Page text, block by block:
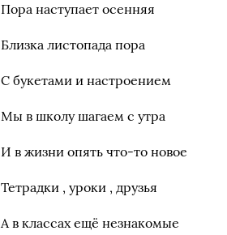
Пора наступает осенняя
Близка листопада пора
С букетами и настроением
Мы в школу шагаем с утра
И в жизни опять что-то новое
Тетрадки , уроки , друзья
А в классах ещё незнакомые